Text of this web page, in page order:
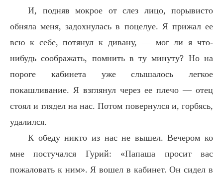
И, подняв мокрое от слез лицо, порывисто
обняла меня, задохнулась в поцелуе. Я прижал ее
всю к себе, потянул к дивану, — мог ли я что-
нибудь соображать, помнить в ту минуту? Но на
пороге кабинета уже слышалось легкое
покашливание. Я взглянул через ее плечо — отец
стоял и глядел на нас. Потом повернулся и, горбясь,
удалился.
К обеду никто из нас не вышел. Вечером ко
мне постучался Гурий: «Папаша просит вас
пожаловать к ним». Я вошел в кабинет. Он сидел в